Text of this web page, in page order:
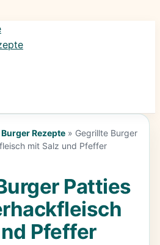
Burger Rezepte» Gegrillte Burger
mit Salz und Pfeffer
Patties
Pfeffer